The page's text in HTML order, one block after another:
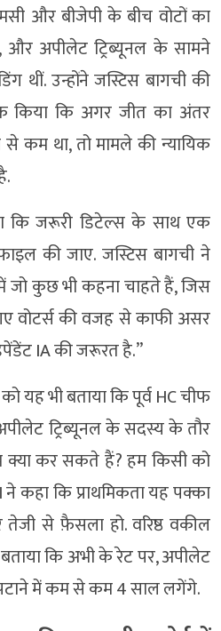
और बीजेपी के बीच वोटों का
अपीलेट ट्रिब्यूनल के सामने
थीं. उन्होंने जस्टिस बागची की
किया कि अगर जीत का अंतर
कम था, तो मामले की न्यायिक
कि जरूरी डिटेल्स के साथ एक
की जाए. जस्टिस बागची ने
जो कुछ भी कहना चाहते हैं, जिस
वोटर्स की वजह से काफी असर
IA की जरूरत है.”
यह भी बताया कि पूर्व HC चीफ
ट्रिब्यूनल के सदस्य के तौर
क्या कर सकते हैं? हम किसी को
कहा कि प्राथमिकता यह पक्का
तेजी से फ़ैसला हो. वरिष्ठ वकील
कि अभी के रेट पर, अपीलेट
में कम से कम 4 साल लगेंगे.